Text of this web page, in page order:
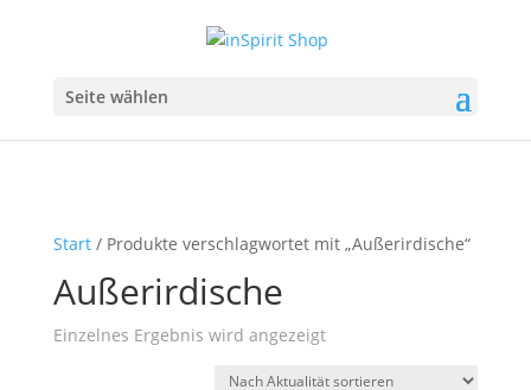
Seite wählen
Start/ Produkte verschlagwortet mit „Außerirdische“
Außerirdische
Einzelnes Ergebnis wird angezeigt